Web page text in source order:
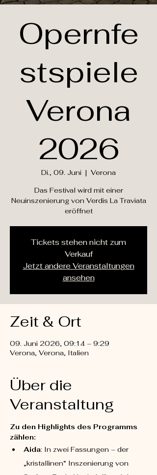
Opernfe
stspiele
Verona
2026
Di., 09. Juni
  |
Verona
Das Festival wird mit einer
Neuinszenierung von Verdis La Traviata
eröffnet
Tickets stehen nicht zum
Verkauf
Jetzt andere Veranstaltungen
ansehen
Zeit & Ort
09. Juni 2026, 09:14 – 9:29
Verona, Verona, Italien
Über die
Veranstaltung
Zu den Highlights des Programms
zählen:
Aida: In zwei Fassungen – der
„kristallinen“ Inszenierung von